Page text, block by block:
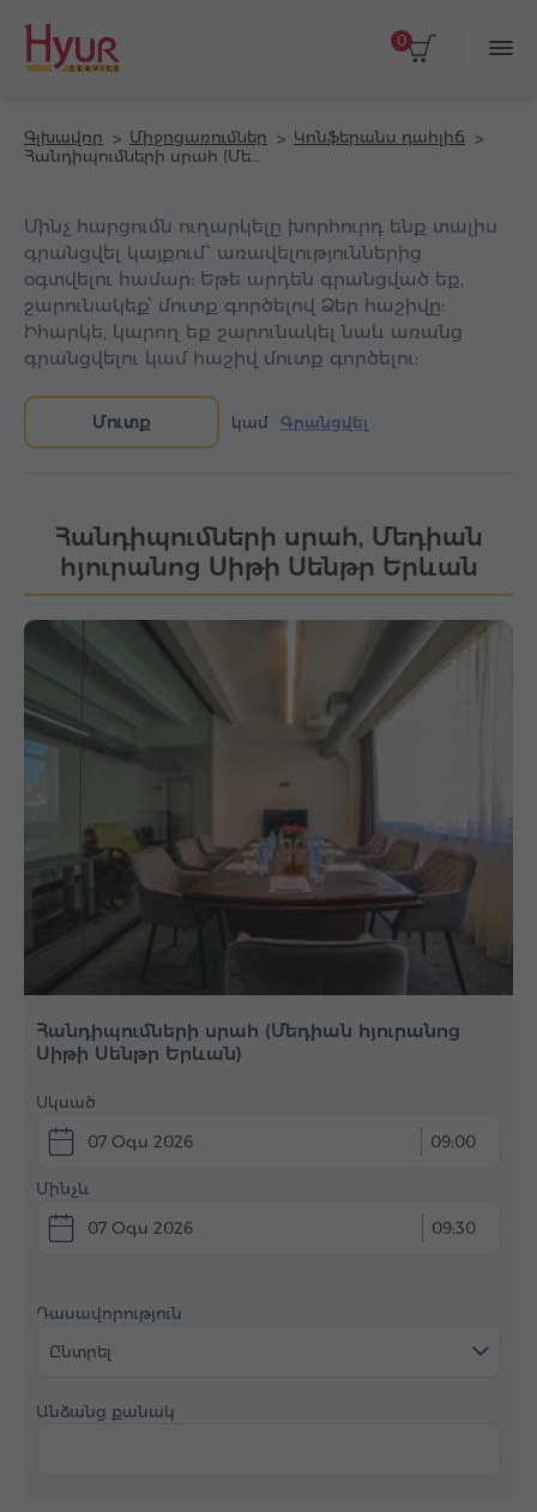
0
Գլխավոր Միջոցառումներ
Կոնֆերանս դահլիճ
Մինչ հարցումն ուղարկելը խորհուրդ ենք տալիս
գրանցվել կայքում՝ առավելություններից
օգտվելու համար: Եթե արդեն գրանցված եք,
շարունակեք՝ մուտք գործելով Ձեր հաշիվը:
Իհարկե, կարող եք շարունակել նաև առանց
գրանցվելու կամ հաշիվ մուտք գործելու:
Մուտք կամ Գրանցվել
Հանդիպումների սրահ, Մեդիան
հյուրանոց Սիթի Սենթր Երևան
Հանդիպումների սրահ (Մեդիան հյուրանոց
Սիթի Սենթր Երևան)
Սկսած
07 Օգս 2026 09:00
Մինչև
07 Օգս 2026 09:30
Դասավորություն
Ընտրել
Անձանց քանակ